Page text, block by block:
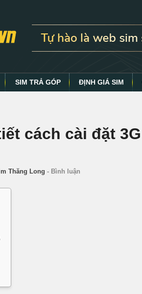
SIM TRẢ GÓP ĐỊNH GIÁ SIM
cách cài đặt 3G
Thăng Long - Bình luận